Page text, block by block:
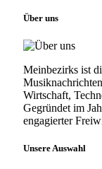
Über uns
Meinbezirks ist
Wirtschaft,
Gegründet im
engagierter
Unsere Auswahl